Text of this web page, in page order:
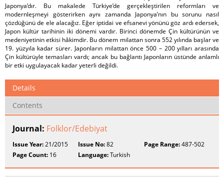
Japonya’dır. Bu makalede Türkiye’de gerçekleştirilen reformları ve
modernleşmeyi gösterirken aynı zamanda Japonya’nın bu sorunu nasıl
çözdüğünü de ele alacağız. Eğer iptidai ve efsanevi yönünü göz ardı edersek,
Japon kültür tarihinin iki dönemi vardır. Birinci dönemde Çin kültürünün ve
medeniyetinin etkisi hâkimdir. Bu dönem milattan sonra 552 yılında başlar ve
19. yüzyıla kadar sürer. Japonların milattan önce 500 – 200 yılları arasında
Çin kültürüyle temasları vardı; ancak bu bağlantı Japonların üstünde anlamlı
bir etki uygulayacak kadar yeterli değildi.
Details
Contents
Journal: Folklor/Edebiyat
Issue Year:21/2015 Issue No:82 Page Range:487-502
Page Count: 16 Language:Turkish